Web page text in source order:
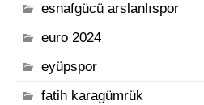
esnafgücü arslanlıspor
euro 2024
eyüpspor
fatih karagümrük